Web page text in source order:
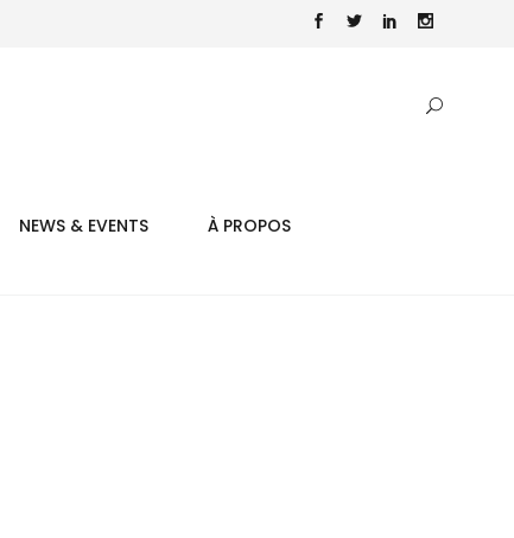
NEWS & EVENTS À PROPOS